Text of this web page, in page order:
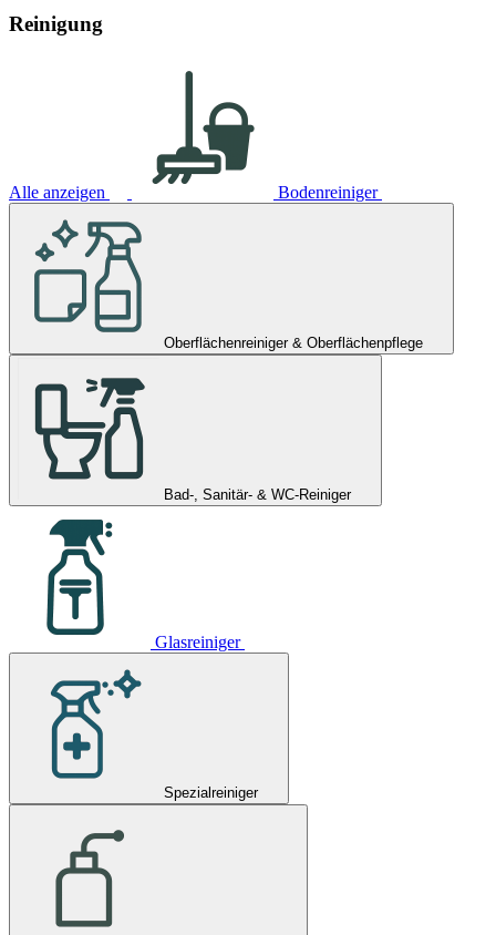
Reinigung
Alle anzeigen Bodenreiniger
Oberflächenreiniger & Oberflächenpflege
Bad-, Sanitär- & WC-Reiniger
Glasreiniger
Spezialreiniger